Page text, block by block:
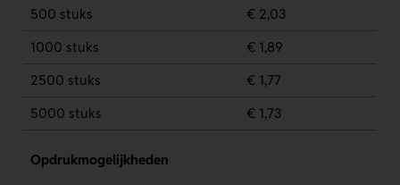
500 stuks
€ 2,03
1000 stuks
€ 1,89
2500 stuks
€ 1,77
5000 stuks
€ 1,73
Opdrukmogelijkheden